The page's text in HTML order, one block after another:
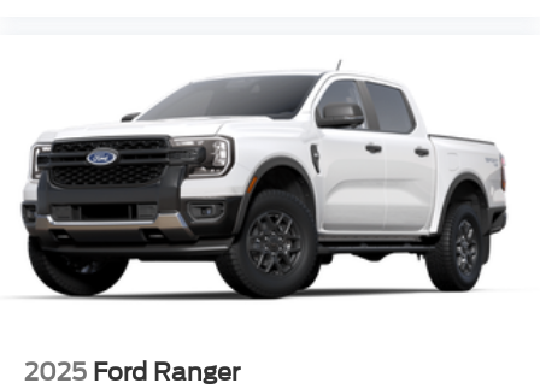
2025 Ford Ranger